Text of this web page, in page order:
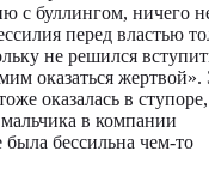
с буллингом, ничего
перед властью
не решился
оказаться жертвой».
оказалась в ступоре,
в компании
бессильна чем-то